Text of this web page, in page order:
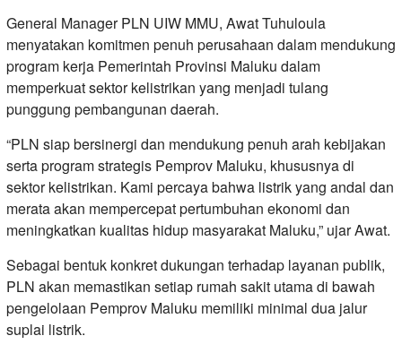
General Manager PLN UIW MMU, Awat Tuhuloula
menyatakan komitmen penuh perusahaan dalam mendukung
program kerja Pemerintah Provinsi Maluku dalam
memperkuat sektor kelistrikan yang menjadi tulang
punggung pembangunan daerah.
“PLN siap bersinergi dan mendukung penuh arah kebijakan
serta program strategis Pemprov Maluku, khususnya di
sektor kelistrikan. Kami percaya bahwa listrik yang andal dan
merata akan mempercepat pertumbuhan ekonomi dan
meningkatkan kualitas hidup masyarakat Maluku,” ujar Awat.
Sebagai bentuk konkret dukungan terhadap layanan publik,
PLN akan memastikan setiap rumah sakit utama di bawah
pengelolaan Pemprov Maluku memiliki minimal dua jalur
suplai listrik.